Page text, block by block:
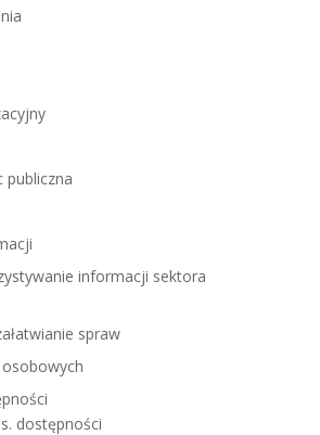
publiczna
informacji sektora
spraw
dostępności